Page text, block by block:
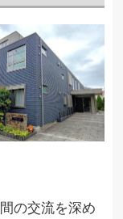
の交流を深め